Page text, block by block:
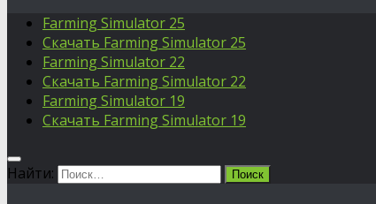
Farming Simulator 25
Скачать Farming Simulator 25
Farming Simulator 22
Скачать Farming Simulator 22
Farming Simulator 19
Скачать Farming Simulator 19
Найти: